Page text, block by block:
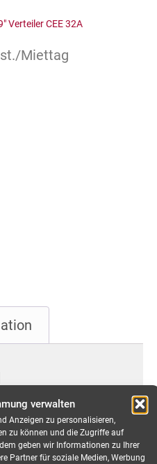
verwalten
Anzeigen zu personalisieren,
zu können und die Zugriffe auf
geben wir Informationen zu Ihrer
Partner für soziale Medien, Werbung
Verteiler CEE 32A
Miettag